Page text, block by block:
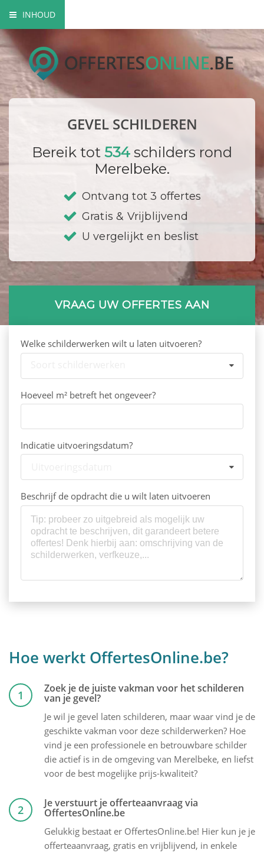
INHOUD
Mogelijke gevel schilderwerken
Verfsoorten
Hoe gaat een schilder te werk?
Bedrijf registrerenGEVEL SCHILDEREN
Bereik tot 534 schilders rond
Merelbeke.
Ontvang tot 3 offertes
Gratis & Vrijblijvend
U vergelijkt en beslist
VRAAG UW OFFERTES AAN
Welke schilderwerken wilt u laten uitvoeren?
Hoeveel m² betreft het ongeveer?
Indicatie uitvoeringsdatum?
Beschrijf de opdracht die u wilt laten uitvoeren
Hoe werkt OffertesOnline.be?
1 Zoek je de juiste vakman voor het schilderen
van je gevel?
Je wil je gevel laten schilderen, maar waar vind je de
geschikte vakman voor deze schilderwerken? Hoe
vind je een professionele en betrouwbare schilder
die actief is in de omgeving van Merelbeke, en liefst
voor de best mogelijke prijs-kwaliteit?
2 Je verstuurt je offerteaanvraag via
OffertesOnline.be
Gelukkig bestaat er OffertesOnline.be! Hier kun je je
offerteaanvraag, gratis en vrijblijvend, in enkele